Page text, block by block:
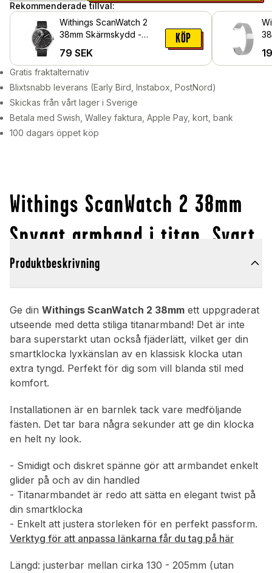
Rekommenderade tillval:
Withings ScanWatch 2
38mm Skärmskydd -
79 SEK
KÖP
Gratis fraktalternativ
Blixtsnabb leverans (Early Bird, Instabox, PostNord)
Skickas från vårt lager i Sverige
Betala med Swish, Walley faktura, Apple Pay, kort, bank
100 dagars öppet köp
Withings ScanWatch 2 38mm
Snyggt armband i titan, Svart
Produktbeskrivning
Ge din Withings ScanWatch 2 38mm ett uppgraderat
utseende med detta stiliga titanarmband! Det är inte
bara superstarkt utan också fjäderlätt, vilket ger din
smartklocka lyxkänslan av en klassisk klocka utan
extra tyngd. Perfekt för dig som vill blanda stil med
komfort.
Installationen är en barnlek tack vare medföljande
fästen. Det tar bara några sekunder att ge din klocka
en helt ny look.
- Smidigt och diskret spänne gör att armbandet enkelt
glider på och av din handled
- Titanarmbandet är redo att sätta en elegant twist på
din smartklocka
- Enkelt att justera storleken för en perfekt passform.
Verktyg för att anpassa länkarna får du tag på här
Längd: justerbar mellan cirka 130 - 205mm (utan